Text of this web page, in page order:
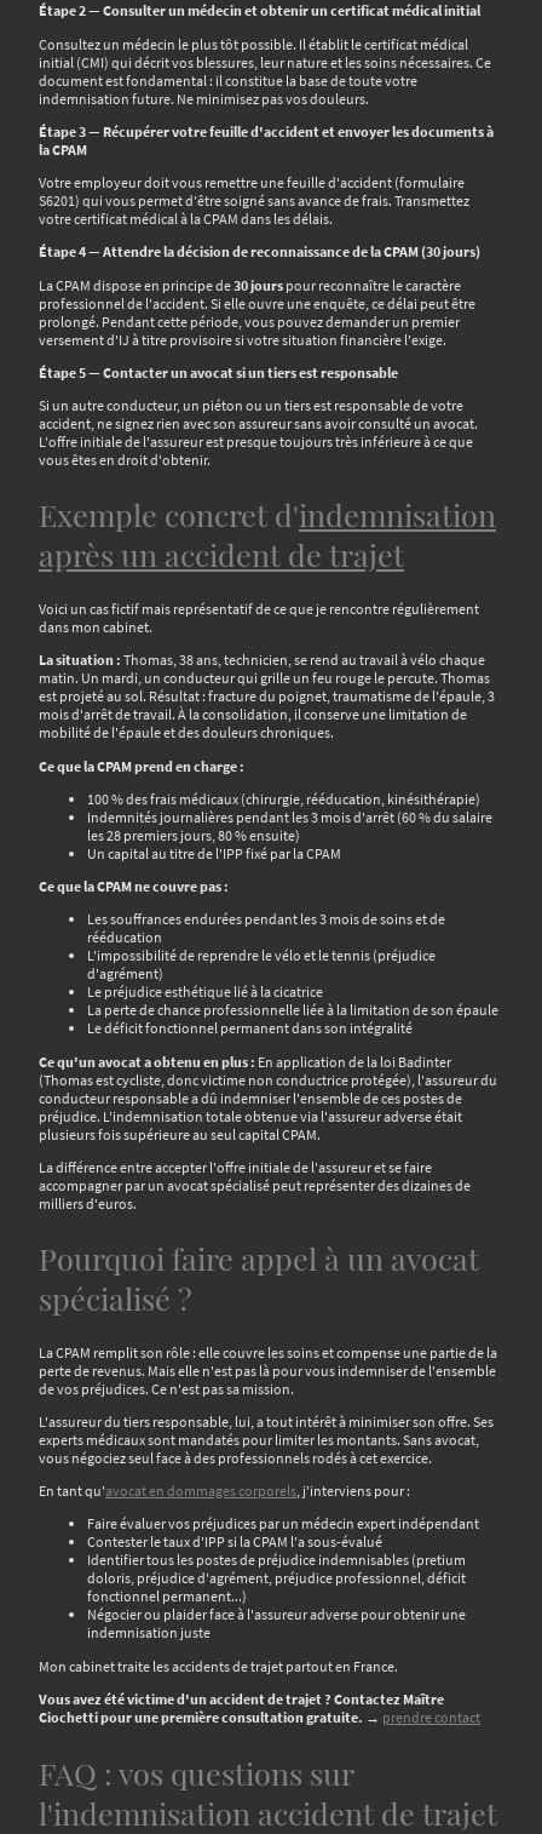
Étape 2 — Consulter un médecin et obtenir un certificat médical initial
Consultez un médecin le plus tôt possible. Il établit le certificat médical
initial (CMI) qui décrit vos blessures, leur nature et les soins nécessaires. Ce
document est fondamental : il constitue la base de toute votre
indemnisation future. Ne minimisez pas vos douleurs.
Étape 3 — Récupérer votre feuille d'accident et envoyer les documents à
la CPAM
Votre employeur doit vous remettre une feuille d'accident (formulaire
S6201) qui vous permet d'être soigné sans avance de frais. Transmettez
votre certificat médical à la CPAM dans les délais.
Étape 4 — Attendre la décision de reconnaissance de la CPAM (30 jours)
La CPAM dispose en principe de30 jours pour reconnaître le caractère
professionnel de l'accident. Si elle ouvre une enquête, ce délai peut être
prolongé. Pendant cette période, vous pouvez demander un premier
versement d'IJ à titre provisoire si votre situation financière l'exige.
Étape 5 — Contacter un avocat si un tiers est responsable
Si un autre conducteur, un piéton ou un tiers est responsable de votre
accident, ne signez rien avec son assureur sans avoir consulté un avocat.
L'offre initiale de l'assureur est presque toujours très inférieure à ce que
vous êtes en droit d'obtenir.
Exemple concret d'indemnisation
après un accident de trajet
Voici un cas fictif mais représentatif de ce que je rencontre régulièrement
dans mon cabinet.
La situation : Thomas, 38 ans, technicien, se rend au travail à vélo chaque
matin. Un mardi, un conducteur qui grille un feu rouge le percute. Thomas
est projeté au sol. Résultat : fracture du poignet, traumatisme de l'épaule, 3
mois d'arrêt de travail. À la consolidation, il conserve une limitation de
mobilité de l'épaule et des douleurs chroniques.
Ce que la CPAM prend en charge :
100 % des frais médicaux (chirurgie, rééducation, kinésithérapie)
Indemnités journalières pendant les 3 mois d'arrêt (60 % du salaire
les 28 premiers jours, 80 % ensuite)
Un capital au titre de l'IPP fixé par la CPAM
Ce que la CPAM ne couvre pas :
Les souffrances endurées pendant les 3 mois de soins et de
rééducation
L'impossibilité de reprendre le vélo et le tennis (préjudice
d'agrément)
Le préjudice esthétique lié à la cicatrice
La perte de chance professionnelle liée à la limitation de son épaule
Le déficit fonctionnel permanent dans son intégralité
Ce qu'un avocat a obtenu en plus : En application de la loi Badinter
(Thomas est cycliste, donc victime non conductrice protégée), l'assureur du
conducteur responsable a dû indemniser l'ensemble de ces postes de
préjudice. L'indemnisation totale obtenue via l'assureur adverse était
plusieurs fois supérieure au seul capital CPAM.
La différence entre accepter l'offre initiale de l'assureur et se faire
accompagner par un avocat spécialisé peut représenter des dizaines de
milliers d'euros.
Pourquoi faire appel à un avocat
spécialisé ?
La CPAM remplit son rôle : elle couvre les soins et compense une partie de la
perte de revenus. Mais elle n'est pas là pour vous indemniser de l'ensemble
de vos préjudices. Ce n'est pas sa mission.
L'assureur du tiers responsable, lui, a tout intérêt à minimiser son offre. Ses
experts médicaux sont mandatés pour limiter les montants. Sans avocat,
vous négociez seul face à des professionnels rodés à cet exercice.
En tant qu'avocat en dommages corporels, j'interviens pour :
Faire évaluer vos préjudices par un médecin expert indépendant
Contester le taux d'IPP si la CPAM l'a sous-évalué
Identifier tous les postes de préjudice indemnisables (pretium
doloris, préjudice d'agrément, préjudice professionnel, déficit
fonctionnel permanent...)
Négocier ou plaider face à l'assureur adverse pour obtenir une
indemnisation juste
Mon cabinet traite les accidents de trajet partout en France.
Vous avez été victime d'un accident de trajet ? Contactez Maître
Ciochetti pour une première consultation gratuite. → prendre contact
FAQ : vos questions sur
l'indemnisation accident de trajet